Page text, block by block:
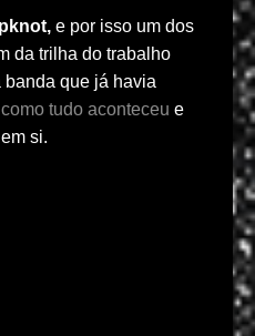
e por isso um dos
da trilha do trabalho
banda que já havia
como tudo aconteceu e
si.